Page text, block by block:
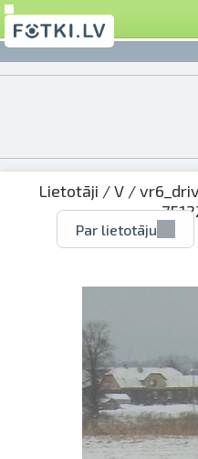
Lietotāji /V/
Par lietotāju